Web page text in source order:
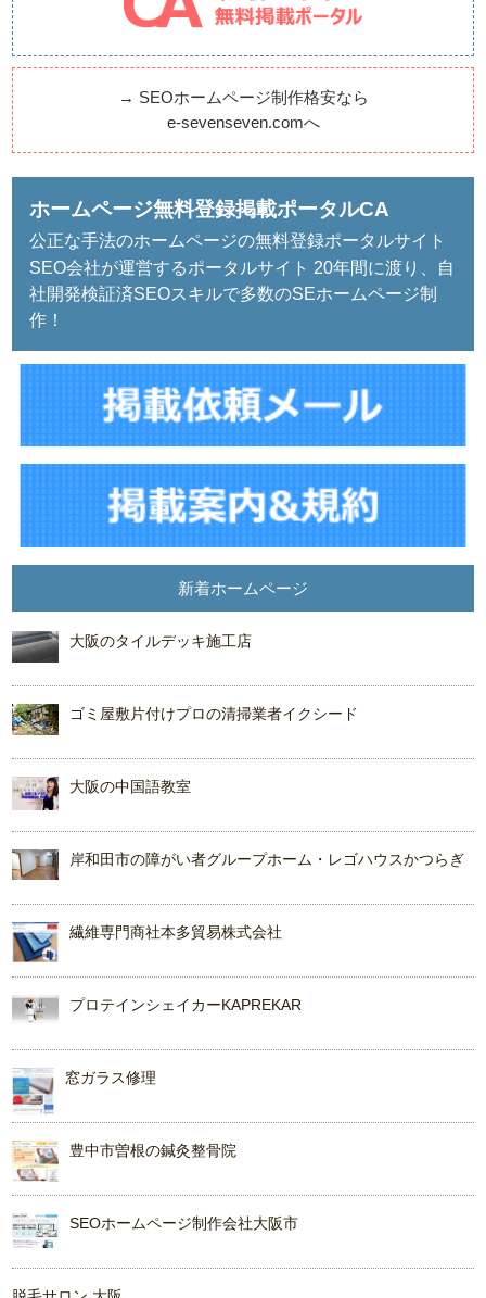
→ SEOホームページ制作格安なら
e-sevenseven.comへ
ホームページ無料登録掲載ポータルCA
公正な手法のホームページの無料登録ポータルサイト
SEO会社が運営するポータルサイト 20年間に渡り、自
社開発検証済SEOスキルで多数のSEホームページ制
作！
新着ホームページ
大阪のタイルデッキ施工店
ゴミ屋敷片付けプロの清掃業者イクシード
大阪の中国語教室
岸和田市の障がい者グループホーム・レゴハウスかつらぎ
繊維専門商社本多貿易株式会社
プロテインシェイカーKAPREKAR
窓ガラス修理
豊中市曽根の鍼灸整骨院
SEOホームページ制作会社大阪市